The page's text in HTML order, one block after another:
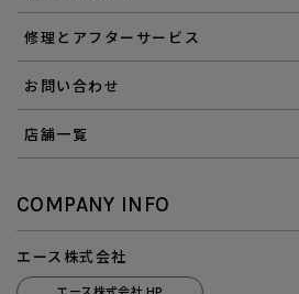
修理とアフターサービス
お問い合わせ
店舗一覧
COMPANY INFO
エース株式会社